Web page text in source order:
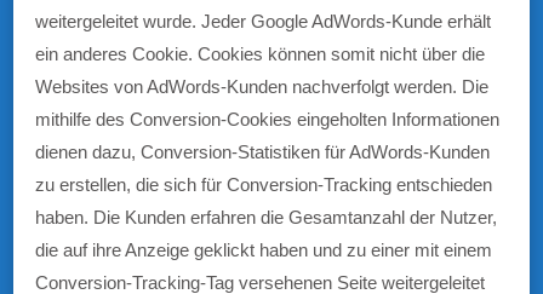
weitergeleitet wurde. Jeder Google AdWords-Kunde erhält
ein anderes Cookie. Cookies können somit nicht über die
Websites von AdWords-Kunden nachverfolgt werden. Die
mithilfe des Conversion-Cookies eingeholten Informationen
dienen dazu, Conversion-Statistiken für AdWords-Kunden
zu erstellen, die sich für Conversion-Tracking entschieden
haben. Die Kunden erfahren die Gesamtanzahl der Nutzer,
die auf ihre Anzeige geklickt haben und zu einer mit einem
Conversion-Tracking-Tag versehenen Seite weitergeleitet